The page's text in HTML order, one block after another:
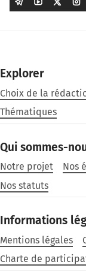
Explorer
Choix de la
Thématiques
Qui sommes-
Notre projet Nos
Nos statuts
Informations
Mentions légales
Charte de